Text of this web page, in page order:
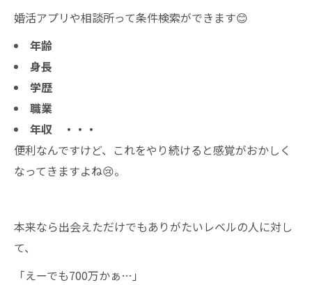
1年以内のご成婚なら結婚相談所CocoBridal
婚活アプリや相談所って条件検索ができます😊
年齢
身長
学歴
職業
年収 ・・・
便利なんですけど、これをやり続けると感覚がおかしく
なってきますよね😢。
本来なら出会えただけでもありがたいレベルの人に対し
て、
「えーでも700万かぁ…」